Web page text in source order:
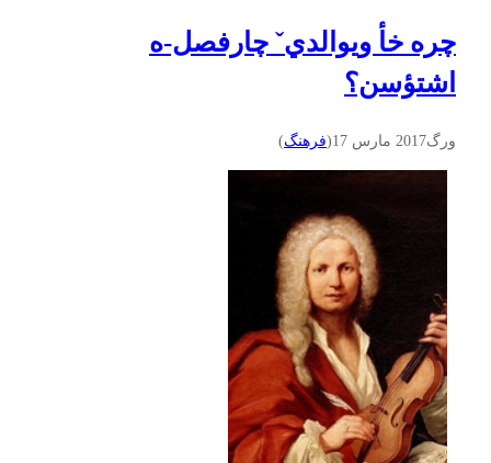
چره خأ ویوالديˇ چارفصل-ه
اشتؤسن؟
ورگ2017 مارس 17 (فرهنگ)